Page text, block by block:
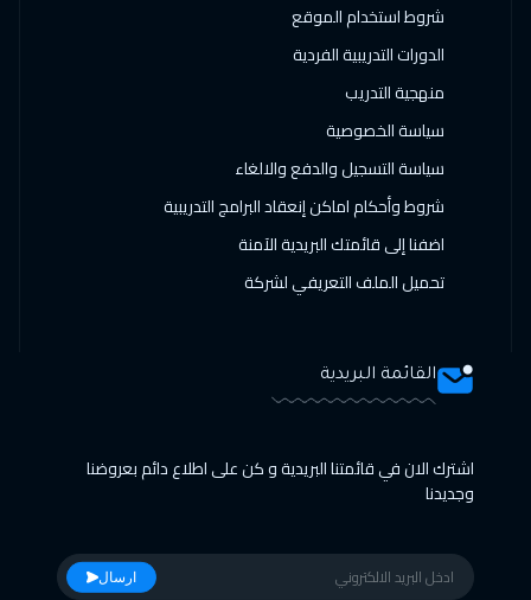
شروط استخدام الموقع
الدورات التدريبية الفردية
منهجية التدريب
سياسة الخصوصية
سياسة التسجيل والدفع والالغاء
شروط وأحكام اماكن إنعقاد البرامج التدريبية
اضفنا إلى قائمتك البريدية الآمنة
تحميل الملف التعريفي لشركة
القائمة البريدية
اشترك الان في قائمتنا البريدية و كن على اطلاع دائم بعروضنا
وجديدنا
ارسال